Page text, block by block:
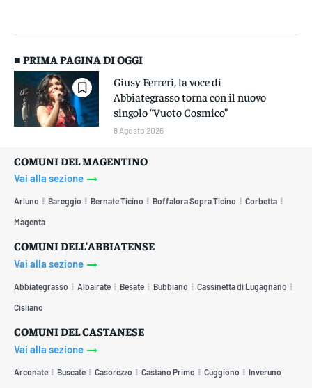
■ PRIMA PAGINA DI OGGI
Giusy Ferreri, la voce di
Abbiategrasso torna con il nuovo
singolo “Vuoto Cosmico”
8 Agosto 2026
COMUNI DEL MAGENTINO
Vai alla sezione
Arluno Bareggio Bernate Ticino Boffalora Sopra Ticino Corbetta
Magenta
COMUNI DELL'ABBIATENSE
Vai alla sezione
Abbiategrasso Albairate Besate Bubbiano Cassinetta di Lugagnano
Cisliano
COMUNI DEL CASTANESE
Vai alla sezione
Arconate Buscate Casorezzo Castano Primo Cuggiono Inveruno